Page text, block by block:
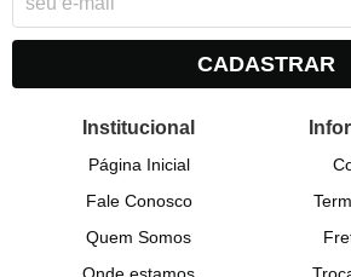
CADASTRAR
Institucional
Página Inicial
Fale Conosco
Quem Somos